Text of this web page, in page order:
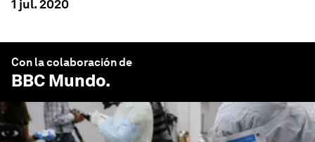
1 jul. 2020
Con la colaboración de
BBC Mundo.